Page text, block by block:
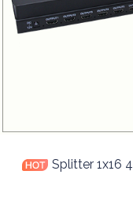
Splitter 1x16